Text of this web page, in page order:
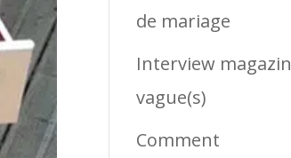
de mariage
Interview
vague(s)
Comment